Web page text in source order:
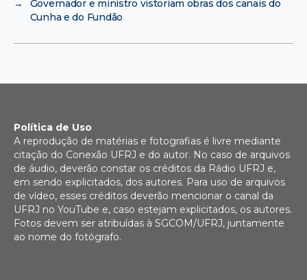
→
Governador e ministro vistoriam obras dos canais do
Cunha e do Fundão
Política de Uso
A reprodução de matérias e fotografias é livre mediante
citação do Conexão UFRJ e do autor. No caso de arquivos
de áudio, deverão constar os créditos da Rádio UFRJ e,
em sendo explicitados, dos autores. Para uso de arquivos
de vídeo, esses créditos deverão mencionar o canal da
UFRJ no YouTube e, caso estejam explicitados, os autores.
Fotos devem ser atribuídas à SGCOM/UFRJ, juntamente
ao nome do fotógrafo.